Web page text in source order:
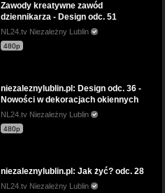
Zawody kreatywne zawód
dziennikarza - Design odc. 51
NL24.tv Niezależny Lublin
480p
niezaleznylublin.pl: Design odc. 36 -
Nowości w dekoracjach okiennych
NL24.tv Niezależny Lublin
480p
niezaleznylublin.pl: Jak żyć? odc. 28
NL24.tv Niezależny Lublin